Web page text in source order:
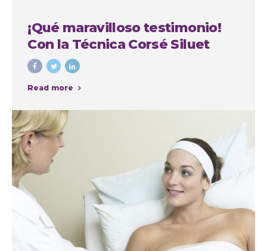
¡Qué maravilloso testimonio!
Con la Técnica Corsé Siluet
Read more